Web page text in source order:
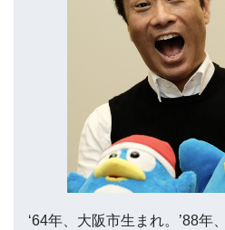
‘64年、大阪市生まれ。’88年